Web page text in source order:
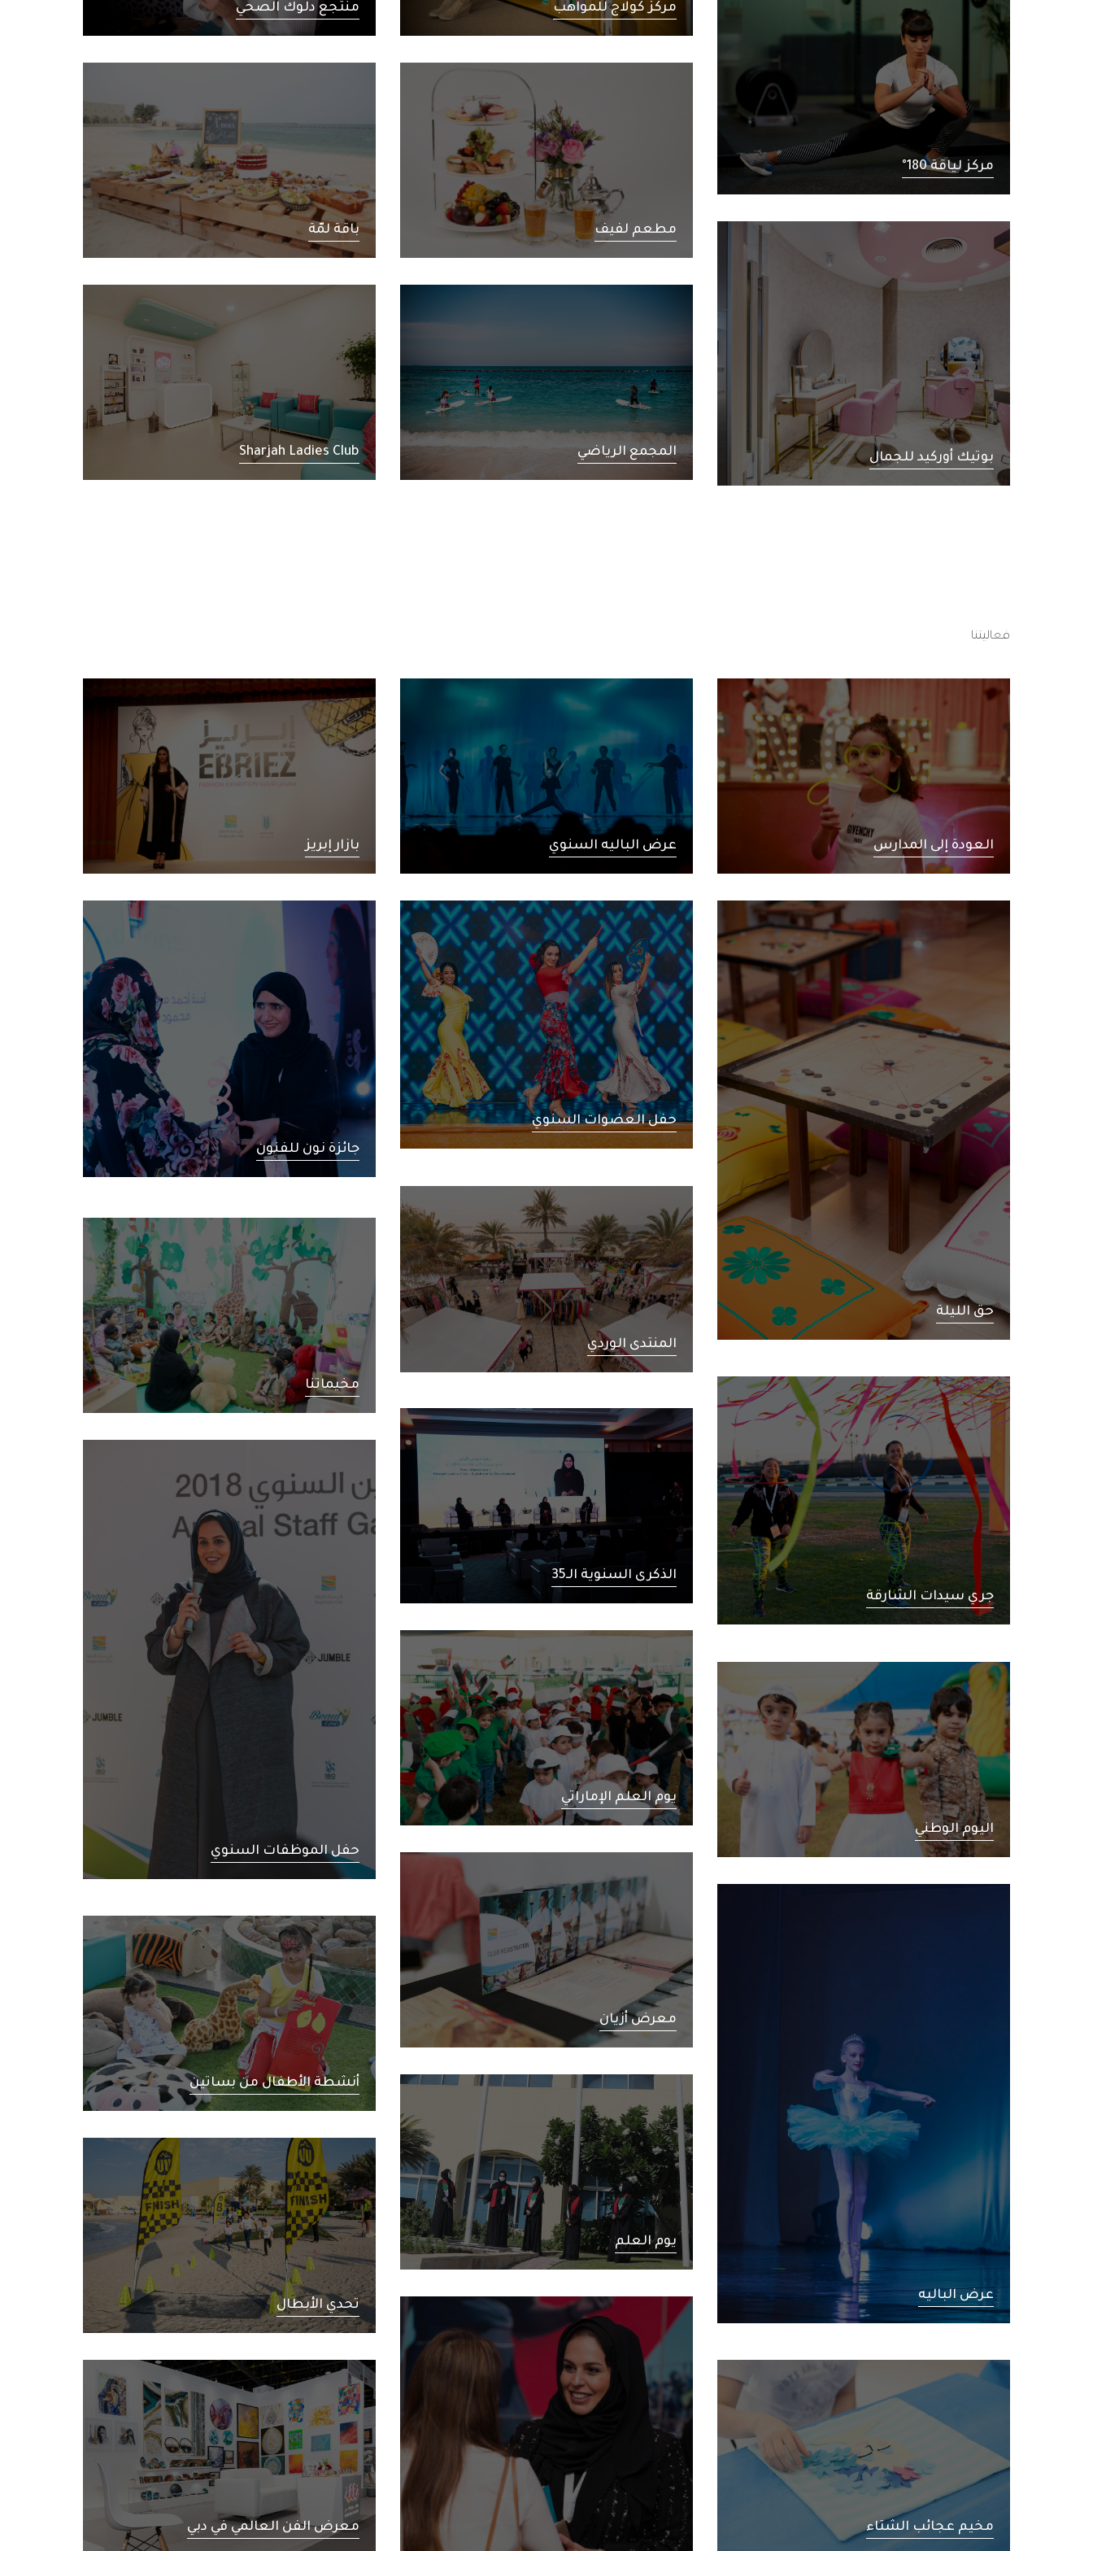
فرع كلباء
فرع دبا الحصن
فرع البطائح
فرع وادي الحلو
مركز كولاج للمواهب منتجع دلوك الصحي
مركز لياقة 180°
مطعم لفيف باقة لمّة
بوتيك أوركيد للجمال المجمع الرياضي Sharjah Ladies Club
فعاليتنا
العودة إلى المدارس عرض الباليه السنوي بازار إبريز
حق الليلة
حفل العضوات السنوي
جائزة نون للفنون
المنتدى الوردي
مخيماتنا
جري سيدات الشارقة
الذكرى السنوية الـ35
حفل الموظفات السنوي
يوم العلم الإماراتي
اليوم الوطني
معرض أزيان
عرض الباليه
أنشطة الأطفال من بساتين
يوم العلم
تحدي الأبطال
مخيم عجائب الشتاء معرض الفن العالمي في دبي